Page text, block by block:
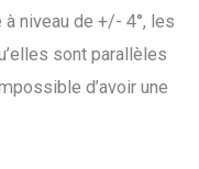
niveau de +/- 4°, les
sont parallèles
d’avoir une